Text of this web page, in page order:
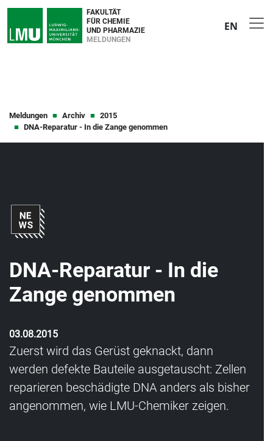
FAKULTÄT
FÜR CHEMIE
UND PHARMAZIE
MELDUNGEN
EN
Meldungen Archiv
2015
DNA-Reparatur - In die Zange genommen
DNA-Reparatur - In die
Zange genommen
03.08.2015
Zuerst wird das Gerüst geknackt, dann
werden defekte Bauteile ausgetauscht: Zellen
reparieren beschädigte DNA anders als bisher
angenommen, wie LMU-Chemiker zeigen.